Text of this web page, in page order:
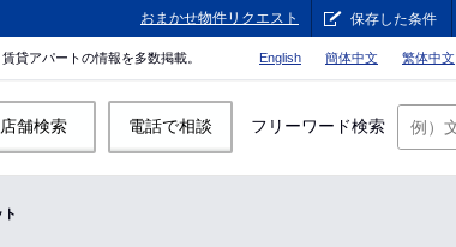
おまかせ物件リクエスト 保存した条件
貸アパートの情報を多数掲載。 English 簡体中文 繁体中文
店舗検索 電話で相談 フリーワード検索
ト